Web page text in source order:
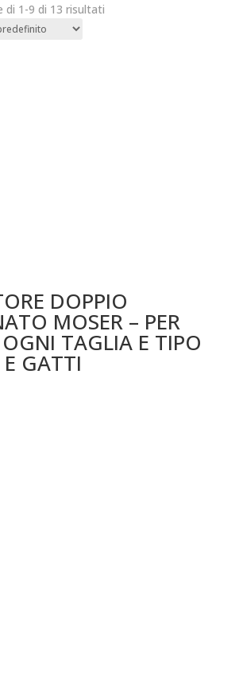
di 1-9 di 13 risultati
DOPPIO
MOSER – PER
TAGLIA E TIPO
GATTI